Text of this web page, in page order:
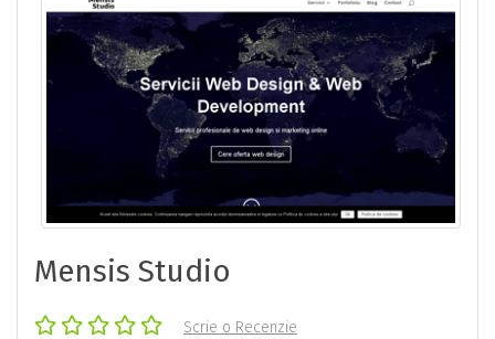
Mensis Studio
Scrie o Recenzie